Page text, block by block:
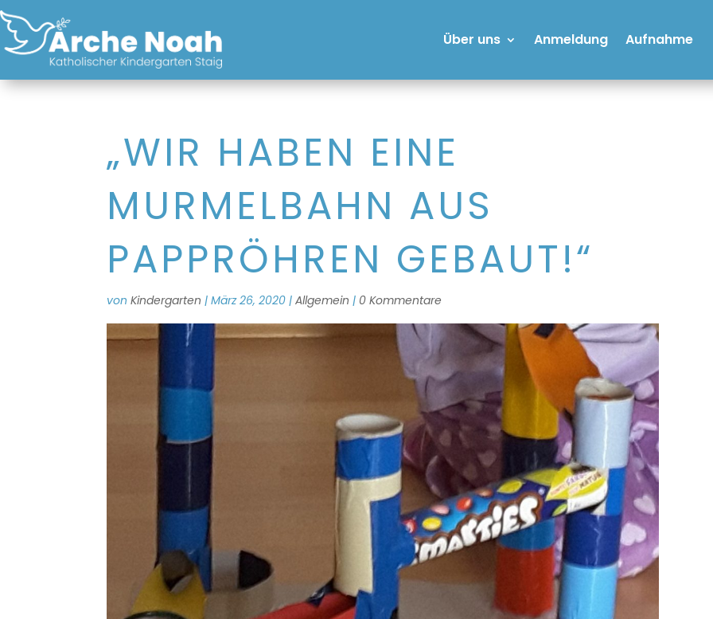
Über uns Anmeldung Aufnahme
„WIR HABEN EINE
MURMELBAHN AUS
PAPPRÖHREN GEBAUT!“
vonKindergarten |März 26, 2020 |Allgemein | 0 Kommentare